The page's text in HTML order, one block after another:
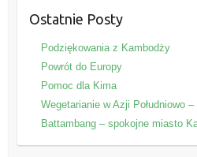
Ostatnie Posty
Podziękowania z Kambodży
Powrót do Europy
Pomoc dla Kima
Wegetarianie w Azji Południowo
Battambang – spokojne miasto